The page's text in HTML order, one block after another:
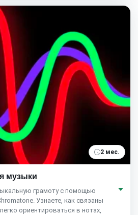
2 мес.
музыки
грамоту с помощью
Узнаете, как связаны
ориентироваться в нотах,